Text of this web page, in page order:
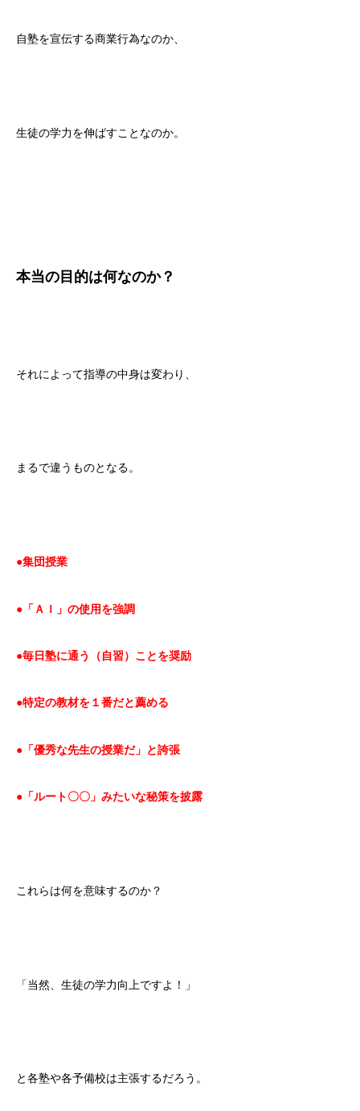
自塾を宣伝する商業行為なのか、
生徒の学力を伸ばすことなのか。
本当の目的は何なのか？
それによって指導の中身は変わり、
まるで違うものとなる。
●集団授業
●「ＡＩ」の使用を強調
●毎日塾に通う（自習）ことを奨励
●特定の教材を１番だと薦める
●「優秀な先生の授業だ」と誇張
●「ルート〇〇」みたいな秘策を披露
これらは何を意味するのか？
「当然、生徒の学力向上ですよ！」
と各塾や各予備校は主張するだろう。